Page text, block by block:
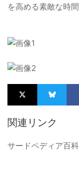
を高める素敵な時
関連リンク
サードペディア百